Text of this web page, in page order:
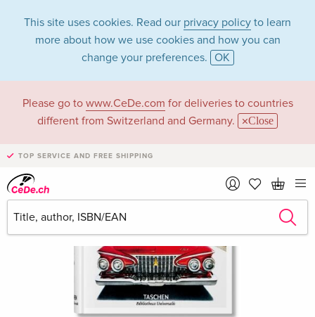
This site uses cookies. Read our privacy policy to learn
more about how we use cookies and how you can
change your preferences. OK
Please go to www.CeDe.com for deliveries to countries
different from Switzerland and Germany.
Close
TOP SERVICE AND FREE SHIPPING